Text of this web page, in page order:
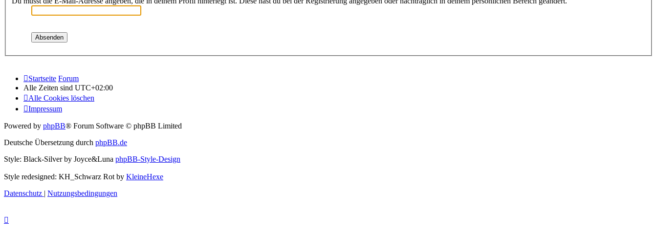
Startseite Forum
Alle Zeiten sind UTC+02:00
Alle Cookies löschen
Impressum
Powered by phpBB® Forum Software © phpBB Limited
Deutsche Übersetzung durch phpBB.de
Style: Black-Silver by Joyce&Luna phpBB-Style-Design
Style redesigned: KH_Schwarz Rot by KleineHexe
Datenschutz | Nutzungsbedingungen